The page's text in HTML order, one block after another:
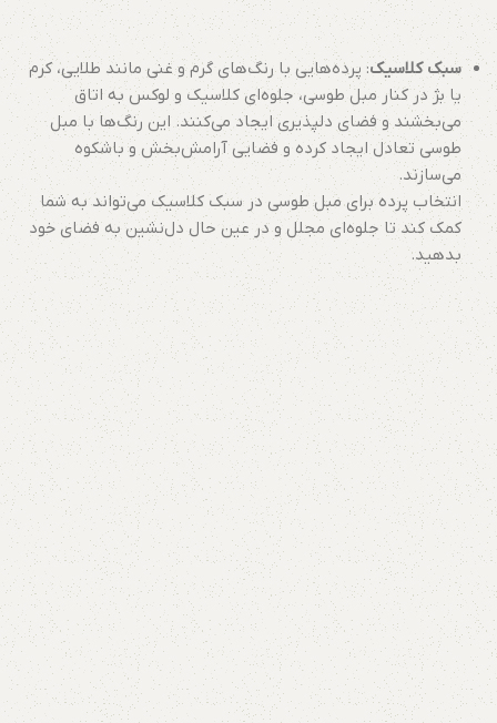
سبک کلاسیک: پرده‌هایی با رنگ‌های گرم و غنی مانند طلایی، کرم
یا بژ در کنار مبل طوسی، جلوه‌ای کلاسیک و لوکس به اتاق
می‌بخشند و فضای دلپذیری ایجاد می‌کنند. این رنگ‌ها با مبل
طوسی تعادل ایجاد کرده و فضایی آرامش‌بخش و باشکوه
می‌سازند.
انتخاب پرده برای مبل طوسی در سبک کلاسیک می‌تواند به شما
کمک کند تا جلوه‌ای مجلل و در عین حال دل‌نشین به فضای خود
بدهید.